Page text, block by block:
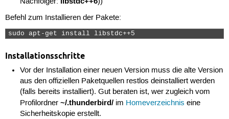
Befehl zum Installieren der Pakete:
sudo apt-get install libstdc++5
Installationsschritte
Vor der Installation einer neuen Version muss die alte Version
aus den offiziellen Paketquellen restlos deinstalliert werden
(falls bereits installiert). Gut beraten ist, wer zugleich vom
Profilordner~/.thunderbird/ im Homeverzeichnis eine
Sicherheitskopie erstellt.